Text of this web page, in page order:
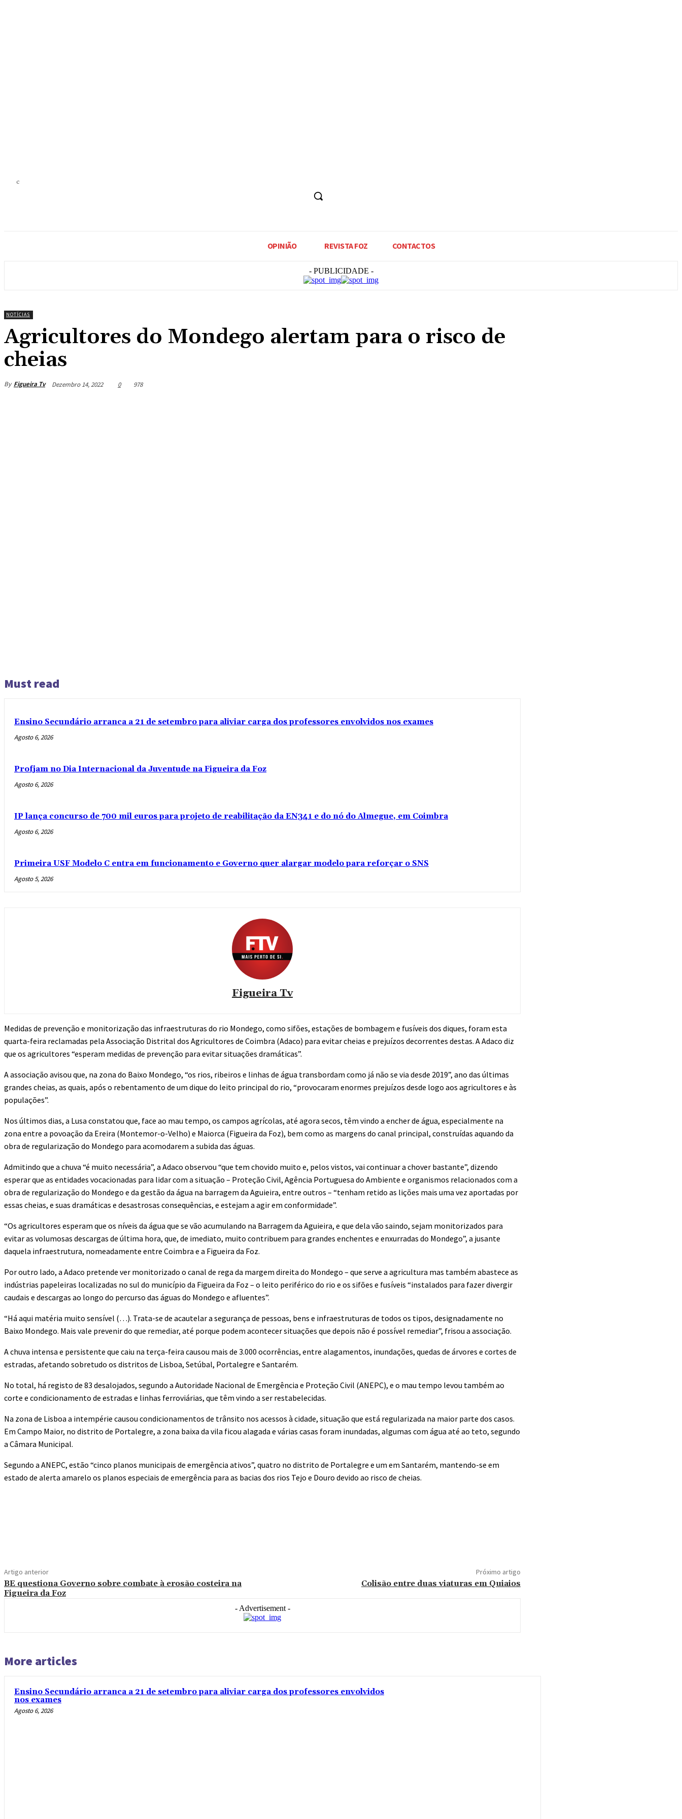
C
OPINIÃO REVISTA FOZ CONTACTOS
- PUBLICIDADE -
NOTÍCIAS
Agricultores do Mondego alertam para o risco de
cheias
By Figueira Tv Dezembro 14, 2022 0 978
Must read
Ensino Secundário arranca a 21 de setembro para aliviar carga dos professores envolvidos nos exames
Agosto 6, 2026
Profjam no Dia Internacional da Juventude na Figueira da Foz
Agosto 6, 2026
IP lança concurso de 700 mil euros para projeto de reabilitação da EN341 e do nó do Almegue, em Coimbra
Agosto 6, 2026
Primeira USF Modelo C entra em funcionamento e Governo quer alargar modelo para reforçar o SNS
Agosto 5, 2026
Figueira Tv
Medidas de prevenção e monitorização das infraestruturas do rio Mondego, como sifões, estações de bombagem e fusíveis dos diques, foram esta
quarta-feira reclamadas pela Associação Distrital dos Agricultores de Coimbra (Adaco) para evitar cheias e prejuízos decorrentes destas. A Adaco diz
que os agricultores “esperam medidas de prevenção para evitar situações dramáticas”.
A associação avisou que, na zona do Baixo Mondego, “os rios, ribeiros e linhas de água transbordam como já não se via desde 2019”, ano das últimas
grandes cheias, as quais, após o rebentamento de um dique do leito principal do rio, “provocaram enormes prejuízos desde logo aos agricultores e às
populações”.
Nos últimos dias, a Lusa constatou que, face ao mau tempo, os campos agrícolas, até agora secos, têm vindo a encher de água, especialmente na
zona entre a povoação da Ereira (Montemor-o-Velho) e Maiorca (Figueira da Foz), bem como as margens do canal principal, construídas aquando da
obra de regularização do Mondego para acomodarem a subida das águas.
Admitindo que a chuva “é muito necessária”, a Adaco observou “que tem chovido muito e, pelos vistos, vai continuar a chover bastante”, dizendo
esperar que as entidades vocacionadas para lidar com a situação – Proteção Civil, Agência Portuguesa do Ambiente e organismos relacionados com a
obra de regularização do Mondego e da gestão da água na barragem da Aguieira, entre outros – “tenham retido as lições mais uma vez aportadas por
essas cheias, e suas dramáticas e desastrosas consequências, e estejam a agir em conformidade”.
“Os agricultores esperam que os níveis da água que se vão acumulando na Barragem da Aguieira, e que dela vão saindo, sejam monitorizados para
evitar as volumosas descargas de última hora, que, de imediato, muito contribuem para grandes enchentes e enxurradas do Mondego”, a jusante
daquela infraestrutura, nomeadamente entre Coimbra e a Figueira da Foz.
Por outro lado, a Adaco pretende ver monitorizado o canal de rega da margem direita do Mondego – que serve a agricultura mas também abastece as
indústrias papeleiras localizadas no sul do município da Figueira da Foz – o leito periférico do rio e os sifões e fusíveis “instalados para fazer divergir
caudais e descargas ao longo do percurso das águas do Mondego e afluentes”.
“Há aqui matéria muito sensível (…). Trata-se de acautelar a segurança de pessoas, bens e infraestruturas de todos os tipos, designadamente no
Baixo Mondego. Mais vale prevenir do que remediar, até porque podem acontecer situações que depois não é possível remediar”, frisou a associação.
A chuva intensa e persistente que caiu na terça-feira causou mais de 3.000 ocorrências, entre alagamentos, inundações, quedas de árvores e cortes de
estradas, afetando sobretudo os distritos de Lisboa, Setúbal, Portalegre e Santarém.
No total, há registo de 83 desalojados, segundo a Autoridade Nacional de Emergência e Proteção Civil (ANEPC), e o mau tempo levou também ao
corte e condicionamento de estradas e linhas ferroviárias, que têm vindo a ser restabelecidas.
Na zona de Lisboa a intempérie causou condicionamentos de trânsito nos acessos à cidade, situação que está regularizada na maior parte dos casos.
Em Campo Maior, no distrito de Portalegre, a zona baixa da vila ficou alagada e várias casas foram inundadas, algumas com água até ao teto, segundo
a Câmara Municipal.
Segundo a ANEPC, estão “cinco planos municipais de emergência ativos”, quatro no distrito de Portalegre e um em Santarém, mantendo-se em
estado de alerta amarelo os planos especiais de emergência para as bacias dos rios Tejo e Douro devido ao risco de cheias.
Artigo anterior
BE questiona Governo sobre combate à erosão costeira na
Figueira da Foz
Próximo artigo
Colisão entre duas viaturas em Quiaios
- Advertisement -
More articles
Ensino Secundário arranca a 21 de setembro para aliviar carga dos professores envolvidos
nos exames
Agosto 6, 2026